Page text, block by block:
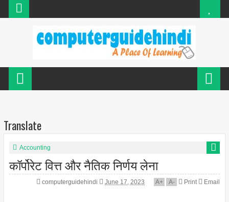
Translate
Accounting
कॉर्पोरेट वित्त और नैतिक निर्णय लेना
computerguidehindi June 17, 2023 A+ A- Print Email